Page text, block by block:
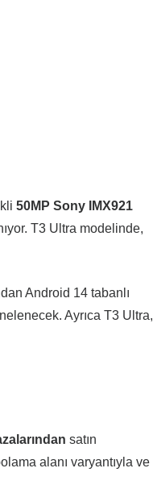
50MP Sony
IMX921
T3 Ultra modelinde,
Android 14 tabanlı
Ayrıca T3 Ultra,
satın
alanı varyantıyla ve